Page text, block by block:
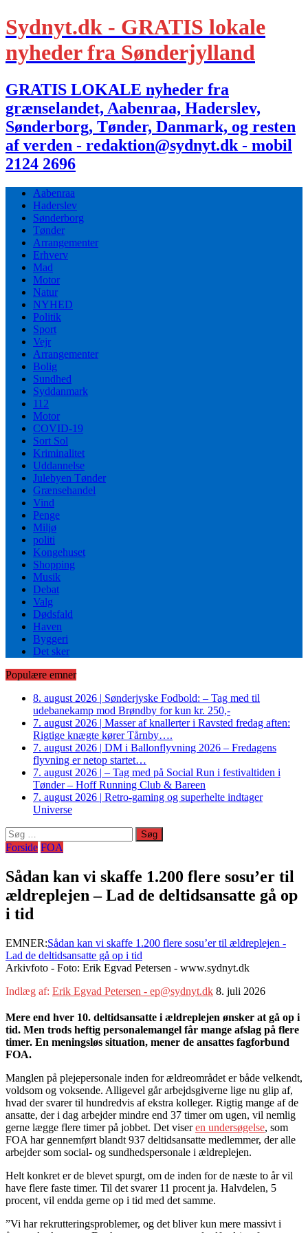
Sydnyt.dk - GRATIS lokale
nyheder fra Sønderjylland
GRATIS LOKALE nyheder fra
grænselandet, Aabenraa, Haderslev,
Sønderborg, Tønder, Danmark, og resten
af verden - redaktion@sydnyt.dk - mobil
2124 2696
Aabenraa
Haderslev
Sønderborg
Tønder
Arrangementer
Erhverv
Mad
Motor
Natur
NYHED
Politik
Sport
Vejr
Arrangementer
Bolig
Sundhed
Syddanmark
112
Motor
COVID-19
Sort Sol
Kriminalitet
Uddannelse
Julebyen Tønder
Grænsehandel
Vind
Penge
Miljø
politi
Kongehuset
Shopping
Musik
Debat
Valg
Dødsfald
Haven
Byggeri
Det sker
Populære emner
8. august 2026 | Sønderjyske Fodbold: – Tag med til
udebanekamp mod Brøndby for kun kr. 250,-
7. august 2026 | Masser af knallerter i Ravsted fredag aften:
Rigtige knægte kører Tårnby….
7. august 2026 | DM i Ballonflyvning 2026 – Fredagens
flyvning er netop startet…
7. august 2026 | – Tag med på Social Run i festivaltiden i
Tønder – Hoff Running Club & Bareen
7. august 2026 | Retro-gaming og superhelte indtager
Universe
Søg
efter:
Forside FOA
Sådan kan vi skaffe 1.200 flere sosu’er til
ældreplejen – Lad de deltidsansatte gå op
i tid
EMNER:Sådan kan vi skaffe 1.200 flere sosu’er til ældreplejen -
Lad de deltidsansatte gå op i tid
Arkivfoto - Foto: Erik Egvad Petersen - www.sydnyt.dk
Indlæg af: Erik Egvad Petersen - ep@sydnyt.dk 8. juli 2026
Mere end hver 10. deltidsansatte i ældreplejen ønsker at gå op i
tid. Men trods heftig personalemangel får mange afslag på flere
timer. En meningsløs situation, mener de ansattes fagforbund
FOA.
Manglen på plejepersonale inden for ældreområdet er både velkendt,
voldsom og voksende. Alligevel går arbejdsgiverne lige nu glip af,
hvad der svarer til hundredvis af ekstra kolleger. Rigtig mange af de
ansatte, der i dag arbejder mindre end 37 timer om ugen, vil nemlig
gerne lægge flere timer på jobbet. Det viseren undersøgelse, som
FOA har gennemført blandt 937 deltidsansatte medlemmer, der alle
arbejder som social- og sundhedspersonale i ældreplejen.
Helt konkret er de blevet spurgt, om de inden for de næste to år vil
have flere faste timer. Til det svarer 11 procent ja. Halvdelen, 5
procent, vil endda gerne op i tid med det samme.
”Vi har rekrutteringsproblemer, og det bliver kun mere massivt i